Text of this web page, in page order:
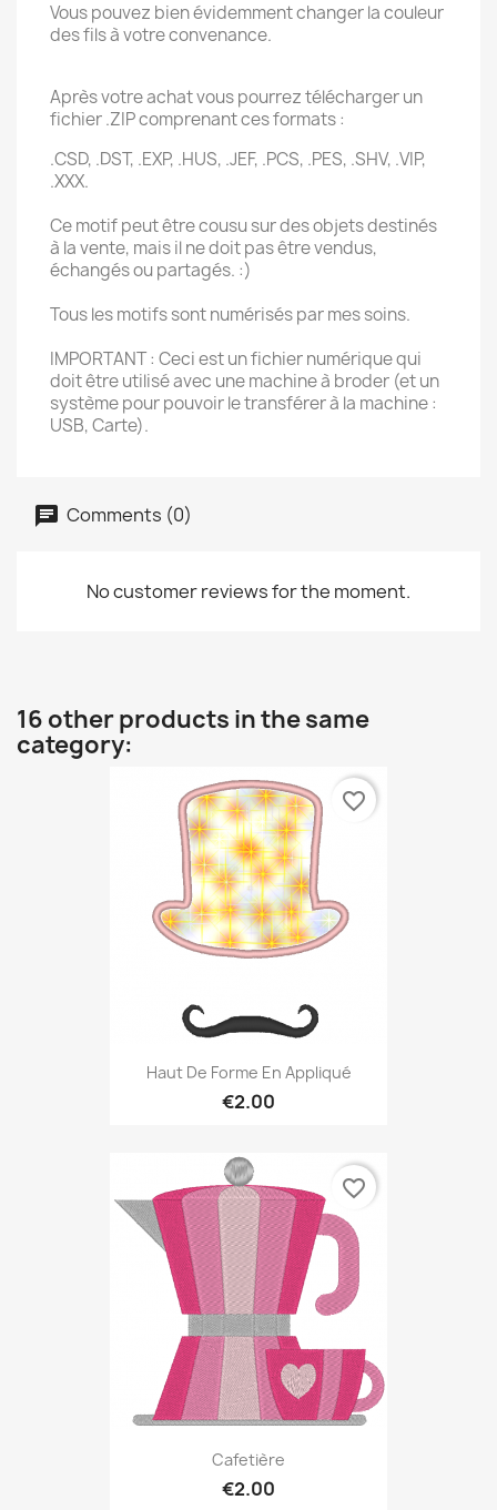
Vous pouvez bien évidemment changer la couleur
des fils à votre convenance.
Après votre achat vous pourrez télécharger un
fichier .ZIP comprenant ces formats :
.CSD, .DST, .EXP, .HUS, .JEF, .PCS, .PES, .SHV, .VIP,
.XXX.
Ce motif peut être cousu sur des objets destinés
à la vente, mais il ne doit pas être vendus,
échangés ou partagés. :)
Tous les motifs sont numérisés par mes soins.
IMPORTANT : Ceci est un fichier numérique qui
doit être utilisé avec une machine à broder (et un
système pour pouvoir le transférer à la machine :
USB, Carte).
Comments (0)
No customer reviews for the moment.
16 other products in the same
category:
Haut De Forme En Appliqué
€2.00
favorite_border
Cafetière
€2.00
favorite_border